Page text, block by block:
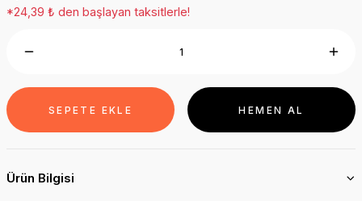
*24,39 ₺ den başlayan taksitlerle!
SEPETE EKLE HEMEN AL
Ürün Bilgisi